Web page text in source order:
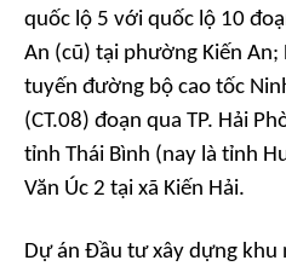
quốc lộ 5 với quốc lộ 10
An (cũ) tại phường Kiến
tuyến đường bộ cao tốc
(CT.08) đoạn qua TP. Hải
tỉnh Thái Bình (nay là tỉnh
Văn Úc 2 tại xã Kiến Hải.
Dự án Đầu tư xây dựng khu